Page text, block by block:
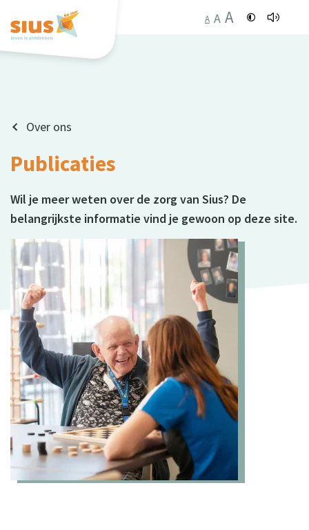
A A A
Over ons
Publicaties
Wil je meer weten over de zorg van Sius? De
belangrijkste informatie vind je gewoon op deze site.